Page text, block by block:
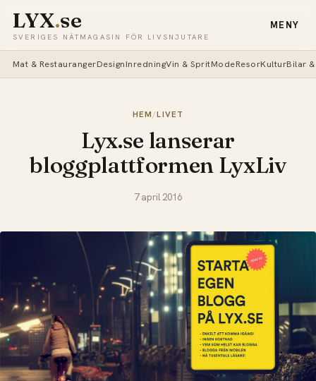
LYX.se
SVERIGES NÄTMAGASIN FÖR LIVSNJUTARE
MENY
Mat & RestaurangerDesignInredningVin & SpritModeResorKulturBilar
HEM/LIVET
Lyx.se lanserar
bloggplattformen LyxLiv
7 april 2016